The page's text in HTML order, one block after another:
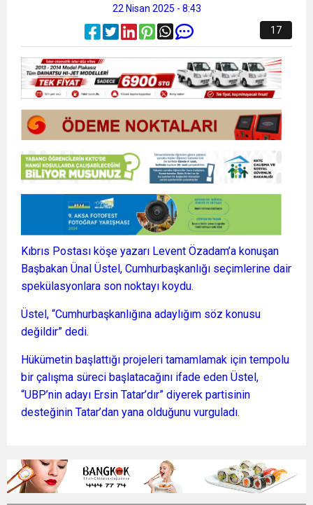
22 Nisan 2025 - 8:43
17
Kıbrıs Postası köşe yazarı Levent Özadam’a konuşan
Başbakan Ünal Üstel, Cumhurbaşkanlığı seçimlerine dair
spekülasyonlara son noktayı koydu.
Üstel, “Cumhurbaşkanlığına adaylığım söz konusu
değildir” dedi.
Hükümetin başlattığı projeleri tamamlamak için tempolu
bir çalışma süreci başlatacağını ifade eden Üstel,
“UBP’nin adayı Ersin Tatar’dır” diyerek partisinin
desteğinin Tatar’dan yana olduğunu vurguladı.